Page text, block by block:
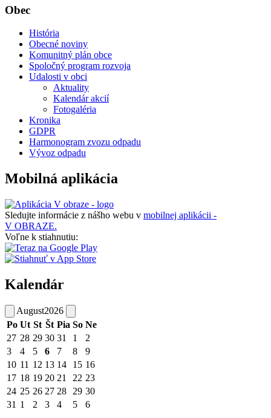
Obec
História
Obecné noviny
Komunitný plán obce
Spoločný program rozvoja
Udalosti v obci
Aktuality
Kalendár akcií
Fotogaléria
Kronika
GDPR
Harmonogram zvozu odpadu
Vývoz odpadu
Mobilná aplikácia
Sledujte informácie z nášho webu v mobilnej aplikácii -
V OBRAZE.
Voľne k stiahnutiu:
Kalendár
August2026
Po Ut St Št Pia So Ne
27 28 29 30 31 1
2
3
4 5 6 7 8
9
10 11 12 13 14 15 16
17 18 19 20 21 22 23
24 25 26 27 28 29 30
31 1 2 3 4 5 6